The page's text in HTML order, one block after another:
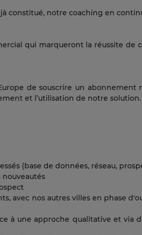
constitué, notre coaching en
qui marqueront la réussite de
de souscrire un abonnement
et l’utilisation de notre solution.
(base de données, réseau,
avec nos autres villes en phase
à une approche qualitative et via